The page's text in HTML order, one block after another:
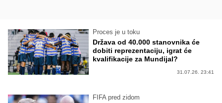
Proces je u toku
Država od 40.000 stanovnika će
dobiti reprezentaciju, igrat će
kvalifikacije za Mundijal?
31.07.26. 23:41
FIFA pred zidom